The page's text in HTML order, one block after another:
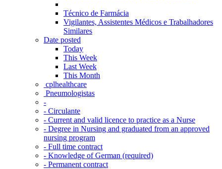
Técnico de Farmácia
Vigilantes, Assistentes Médicos e Trabalhadores
Similares
Date posted
Today
This Week
Last Week
This Month
‎ cplhealthcare‬
Pneumologistas
-
- Circulante
- Current and valid licence to practice as a Nurse
- Degree in Nursing and graduated from an approved
nursing program
- Full time contract
- Knowledge of German (required)
- Permanent contract